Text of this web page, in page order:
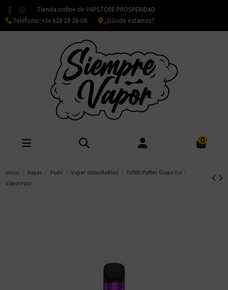
Tienda online de VAPSTORE PROSPERIDAD
Teléfono: +34 628 28 26 08 ¿Dónde estamos?
0
Inicio Vaper Pods Vaper desechables
Tx500 Puffmi Grape Ice -
Vaporesso